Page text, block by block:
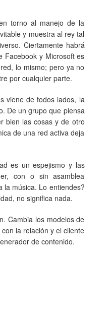
torno al manejo de la
y muestra al rey tal
Ciertamente habrá
Facebook y Microsoft es
lo mismo; pero ya no
por cualquier parte.
viene de todos lados, la
De un grupo que piensa
bien las cosas y de otro
de una red activa deja
es un espejismo y las
con o sin asamblea
la música. Lo entiendes?
no significa nada.
Cambia los modelos de
la relación y el cliente
de contenido.